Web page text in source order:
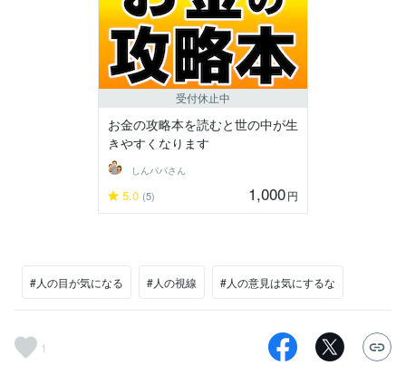
受付休止中
お金の攻略本を読むと世の中が生
きやすくなります
しんパパさん
5.0 (5) 1,000円
#人の目が気になる #人の視線 #人の意見は気にするな
1